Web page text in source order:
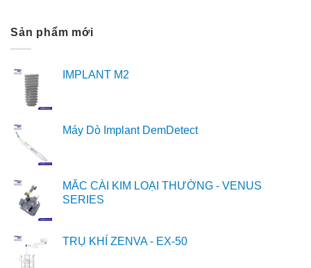
Sản phẩm mới
IMPLANT M2
Máy Dò Implant DemDetect
MẮC CÀI KIM LOẠI THƯỜNG - VENUS
SERIES
TRỤ KHÍ ZENVA - EX-50